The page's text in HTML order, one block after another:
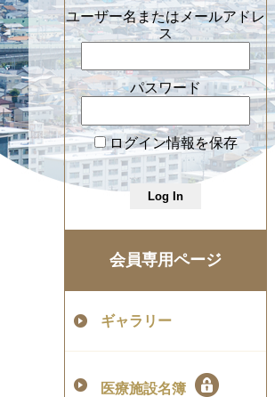
ユーザー名またはメールアドレ
ス
パスワード
ログイン情報を保存
会員専用ページ
ギャラリー
医療施設名簿